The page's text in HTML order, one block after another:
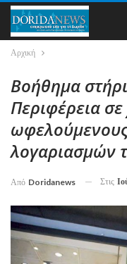
Αρχική
Βοήθημα
Περιφέρεια σε
λογαριασμών
Από Doridanews Στις